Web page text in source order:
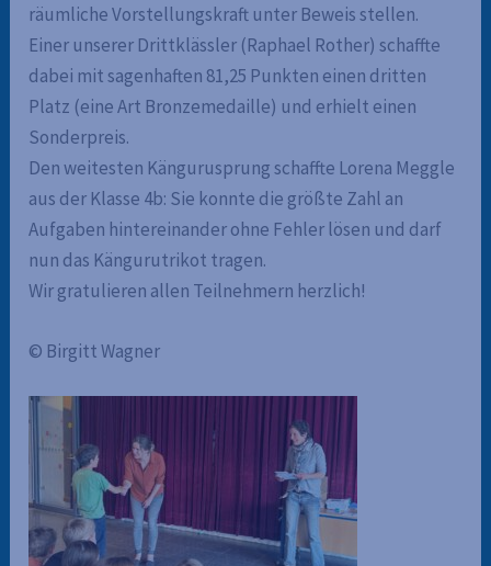
räumliche Vorstellungskraft unter Beweis stellen.
Einer unserer Drittklässler (Raphael Rother) schaffte
dabei mit sagenhaften 81,25 Punkten einen dritten
Platz (eine Art Bronzemedaille) und erhielt einen
Sonderpreis.
Den weitesten Kängurusprung schaffte Lorena Meggle
aus der Klasse 4b: Sie konnte die größte Zahl an
Aufgaben hintereinander ohne Fehler lösen und darf
nun das Kängurutrikot tragen.
Wir gratulieren allen Teilnehmern herzlich!
© Birgitt Wagner